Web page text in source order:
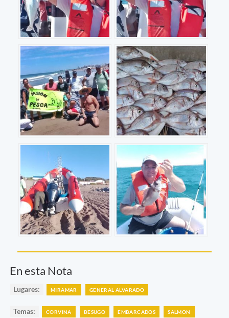
En esta Nota
Lugares: MIRAMAR GENERAL ALVARADO
Temas: CORVINA BESUGO EMBARCADOS SALMON